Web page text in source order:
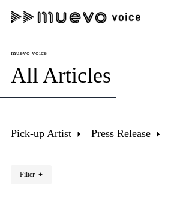
記事を検索する
muevo media
"読者の声を形にする”音楽特化メ
muevo voice
All Articles
Pick-up Artist Press Release
Filter +